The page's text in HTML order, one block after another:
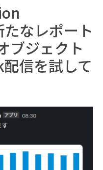
なレポート
ブジェクト
信を試して